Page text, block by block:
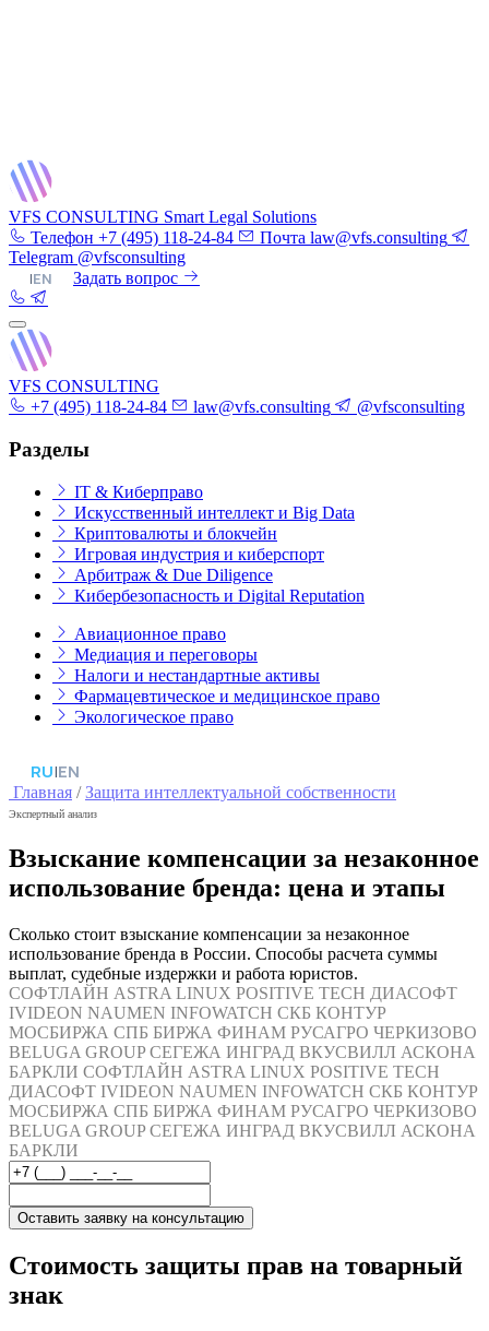
VFS CONSULTING Smart Legal Solutions
Телефон +7 (495) 118-24-84 Почта law@vfs.consulting
Telegram @vfsconsulting
|EN Задать вопрос
VFS CONSULTING
+7 (495) 118-24-84
law@vfs.consulting @vfsconsulting
Разделы
IT & Киберправо
Искусственный интеллект и Big Data
Криптовалюты и блокчейн
Игровая индустрия и киберспорт
Арбитраж & Due Diligence
Кибербезопасность и Digital Reputation
Авиационное право
Медиация и переговоры
Налоги и нестандартные активы
Фармацевтическое и медицинское право
Экологическое право
RU|EN
Главная /Защита интеллектуальной собственности
Экспертный анализ
Взыскание компенсации за незаконное
использование бренда: цена и этапы
Сколько стоит взыскание компенсации за незаконное
использование бренда в России. Способы расчета суммы
выплат, судебные издержки и работа юристов.
СОФТЛАЙН ASTRA LINUX POSITIVE TECH ДИАСОФТ
IVIDEON NAUMEN INFOWATCH СКБ КОНТУР
МОСБИРЖА СПБ БИРЖА ФИНАМ РУСАГРО ЧЕРКИЗОВО
BELUGA GROUP СЕГЕЖА ИНГРАД ВКУСВИЛЛ АСКОНА
БАРКЛИ СОФТЛАЙН ASTRA LINUX POSITIVE TECH
ДИАСОФТ IVIDEON NAUMEN INFOWATCH СКБ КОНТУР
МОСБИРЖА СПБ БИРЖА ФИНАМ РУСАГРО ЧЕРКИЗОВО
BELUGA GROUP СЕГЕЖА ИНГРАД ВКУСВИЛЛ АСКОНА
БАРКЛИ
Оставить заявку на консультацию
Стоимость защиты прав на товарный
знак